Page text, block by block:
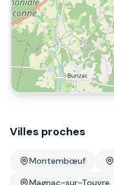
Villes proches
Montembœuf
Magnac-sur-Touvre